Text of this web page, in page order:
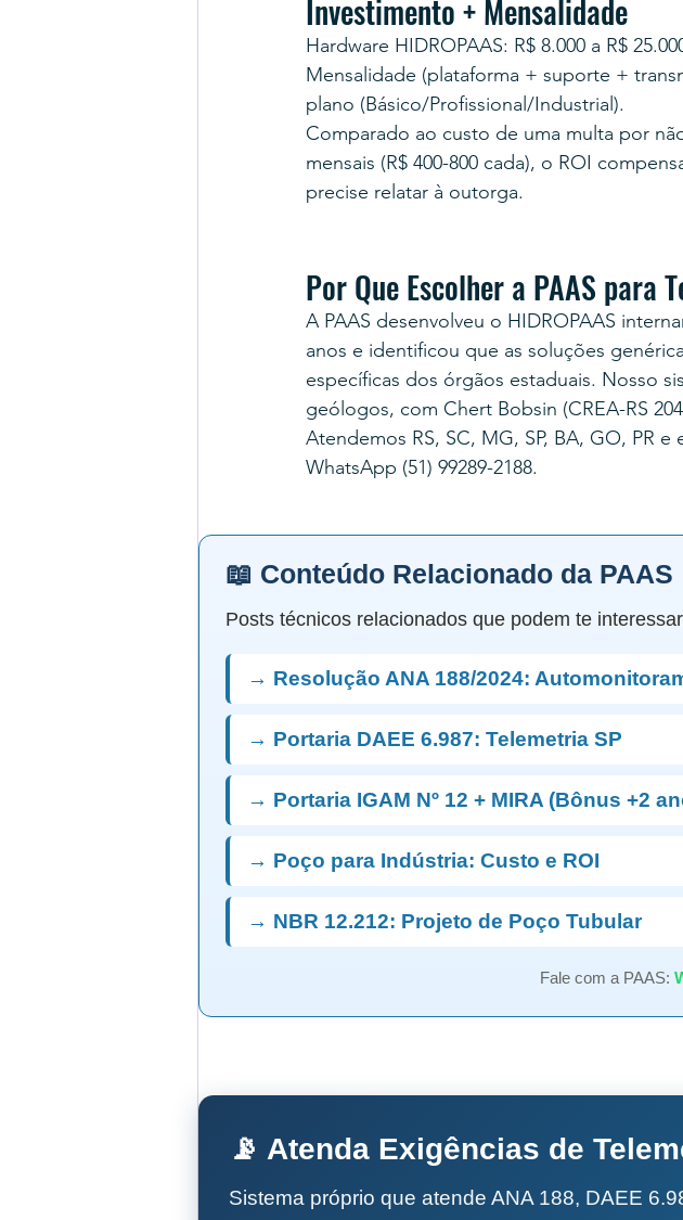
Investimento + Mensalidade
Hardware HIDROPAAS: R$ 8.000 a R$
Mensalidade (plataforma + suporte +
plano (Básico/Profissional/Industrial).
Comparado ao custo de uma multa por
mensais (R$ 400-800 cada), o ROI
precise relatar à outorga.
Por Que Escolher a PAAS para
A PAAS desenvolveu o HIDROPAAS
anos e identificou que as soluções
específicas dos órgãos estaduais. Nosso
geólogos, com Chert Bobsin (CREA-RS
Atendemos RS, SC, MG, SP, BA, GO, PR
WhatsApp (51) 99289-2188.
📖 Conteúdo Relacionado da PAAS
Posts técnicos relacionados que podem te
→ Resolução ANA 188/2024:
→ Portaria DAEE 6.987: Telemetria SP
→ Portaria IGAM Nº 12 + MIRA (Bônus +2
→ Poço para Indústria: Custo e ROI
→ NBR 12.212: Projeto de Poço Tubular
Fale com a PAAS:
📡 Atenda Exigências de
Sistema próprio que atende ANA 188, DAEE